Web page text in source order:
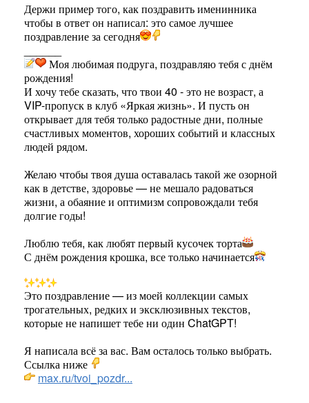
Держи пример того, как поздравить именинника
чтобы в ответ он написал: это самое лучшее
поздравление за сегодня
Моя любимая подруга, поздравляю тебя с днём
рождения!
И хочу тебе сказать, что твои 40 - это не возраст, а
VIP-пропуск в клуб «Яркая жизнь». И пусть он
открывает для тебя только радостные дни, полные
счастливых моментов, хороших событий и классных
людей рядом.
Желаю чтобы твоя душа оставалась такой же озорной
как в детстве, здоровье — не мешало радоваться
жизни, а обаяние и оптимизм сопровождали тебя
долгие годы!
Люблю тебя, как любят первый кусочек торта
С днём рождения крошка, все только начинается
Это поздравление — из моей коллекции самых
трогательных, редких и эксклюзивных текстов,
которые не напишет тебе ни один ChatGPT!
Я написала всё за вас. Вам осталось только выбрать.
Ссылка ниже
max.ru/tvoi_pozdr...